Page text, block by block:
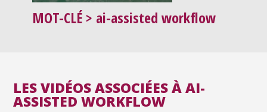
MOT-CLÉ > ai-assisted workflow
LES VIDÉOS ASSOCIÉES À AI-
ASSISTED WORKFLOW